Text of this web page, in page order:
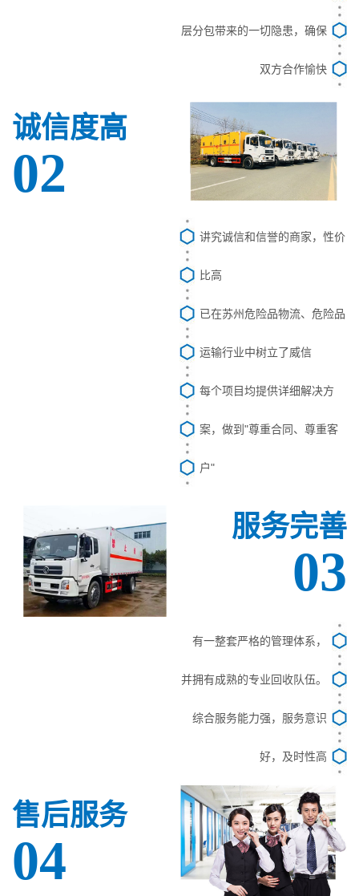
层分包带来的一切隐患，确保
双方合作愉快
诚信度高
02
讲究诚信和信誉的商家，性价
比高
已在苏州危险品物流、危险品
运输行业中树立了威信
每个项目均提供详细解决方
案，做到"尊重合同、尊重客
户"
服务完善
03
有一整套严格的管理体系，
并拥有成熟的专业回收队伍。
综合服务能力强，服务意识
好，及时性高
售后服务
04